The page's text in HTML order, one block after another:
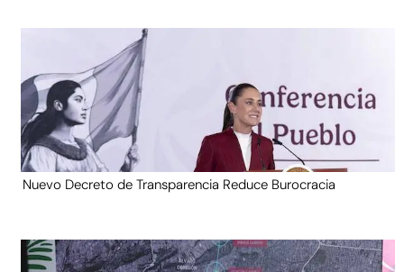
Nuevo Decreto de Transparencia Reduce Burocracia